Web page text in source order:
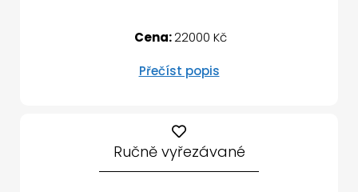
Cena:22000 Kč
Přečíst popis
Ručně vyřezávané